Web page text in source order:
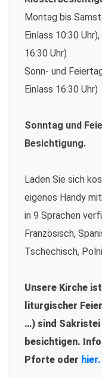
Montag bis
Einlass 10:30
16:30 Uhr)
Sonn- und
Einlass 16:30 Uhr)
Sonntag und
Besichtigung.
Laden Sie sich
eigenes Handy mit
in 9 Sprachen
Französisch,
Tschechisch,
Unsere Kirche
liturgischer
…) sind Sakristei
besichtigen.
Pforte oder hier.